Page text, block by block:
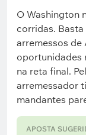
O Washington
corridas.
arremessos
oportunidades
na reta final.
arremessador
mandantes
APOSTA